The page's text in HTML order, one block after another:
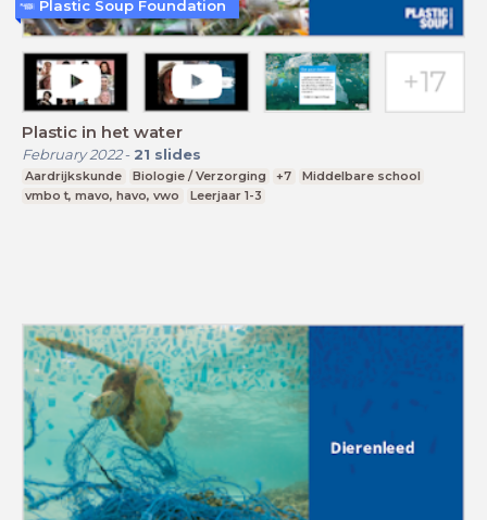
Plastic in het water
February 2022- 21 slides
Aardrijkskunde Biologie / Verzorging +7
Middelbare school
vmbo t, mavo, havo, vwo
Leerjaar 1-3
Plastic Soup Foundation